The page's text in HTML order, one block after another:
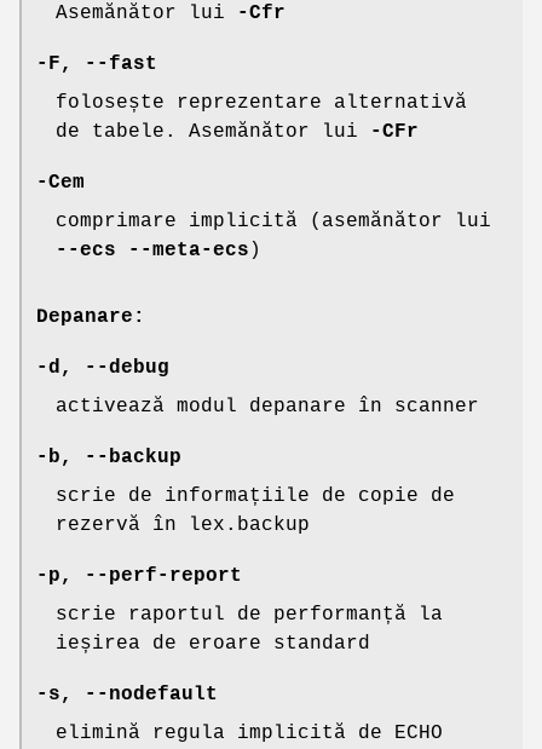
Asemănător lui
-Cfr
-F,
--fast
folosește reprezentare alternativă
de tabele. Asemănător lui
-CFr
-Cem
comprimare implicită (asemănător lui
--ecs
--meta-ecs )
Depanare:
-d,
--debug
activează modul depanare în scanner
-b,
--backup
scrie de informațiile de copie de
rezervă în lex.backup
-p,
--perf-report
scrie raportul de performanță la
ieșirea de eroare standard
-s,
--nodefault
elimină regula implicită de ECHO